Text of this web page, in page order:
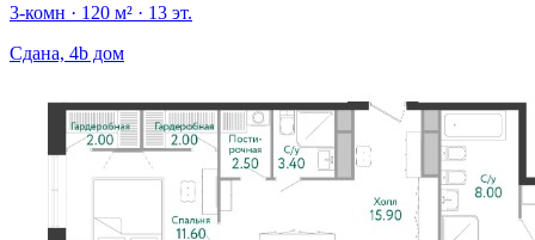
3-комн · 120 м² · 13 эт.
Сдана, 4b дом